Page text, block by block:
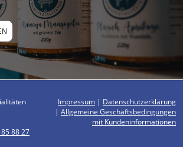
88 27
Impressum | Datenschutzerklärung
| Allgemeine Geschäftsbedingungen
mit Kundeninformationen